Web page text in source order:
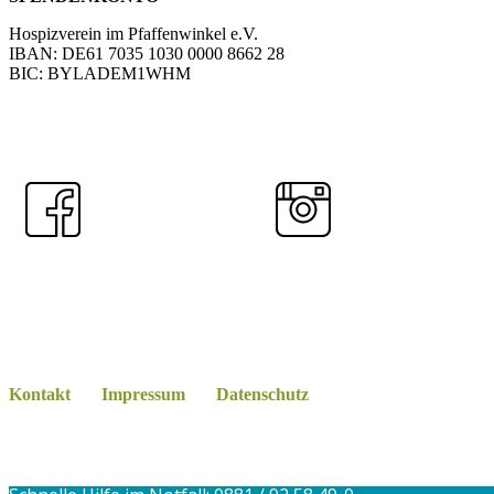
Hospizverein im Pfaffenwinkel e.V.
IBAN: DE61 7035 1030 0000 8662 28
BIC: BYLADEM1WHM
Kontakt Impressum Datenschutz